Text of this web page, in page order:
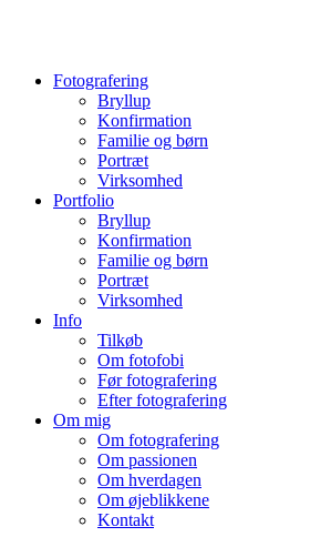
Fotografering
Bryllup
Konfirmation
Familie og børn
Portræt
Virksomhed
Portfolio
Bryllup
Konfirmation
Familie og børn
Portræt
Virksomhed
Info
Tilkøb
Om fotofobi
Før fotografering
Efter fotografering
Om mig
Om fotografering
Om passionen
Om hverdagen
Om øjeblikkene
Kontakt